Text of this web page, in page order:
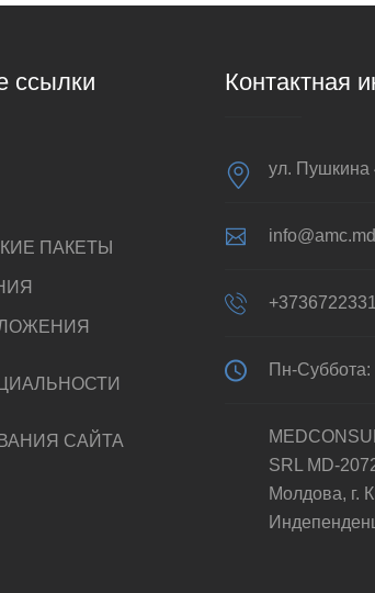
ссылки
ПАКЕТЫ
САЙТА
Контактная
ул. Пушкина
info@amc.md
Пн-Суббота:
SRL MD-
Молдова, г.